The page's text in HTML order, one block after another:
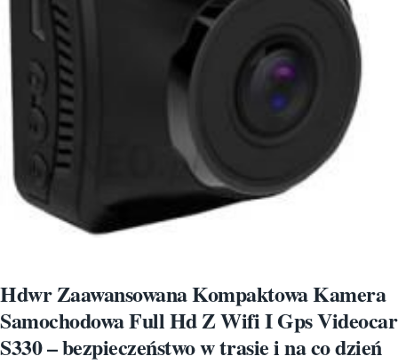
Hdwr Zaawansowana Kompaktowa Kamera
Samochodowa Full Hd Z Wifi I Gps Videocar
S330 – bezpieczeństwo w trasie i na co dzień